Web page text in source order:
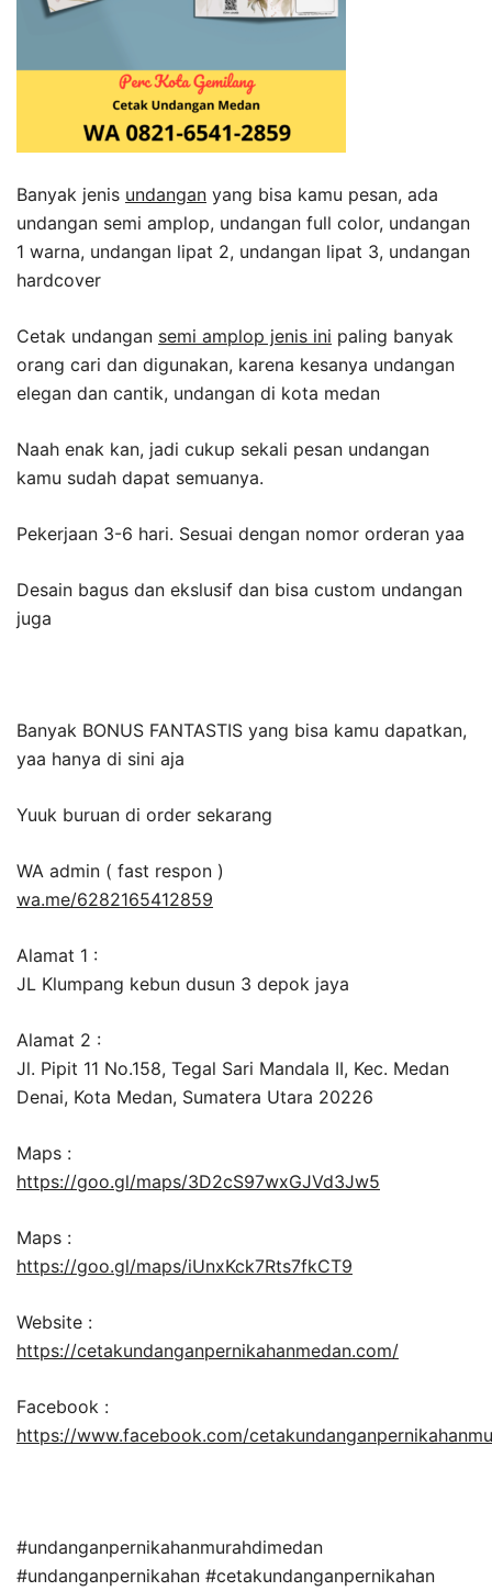
Banyak jenis undangan yang bisa kamu pesan, ada
undangan semi amplop, undangan full color, undangan
1 warna, undangan lipat 2, undangan lipat 3, undangan
hardcover
Cetak undangan semi amplop jenis ini paling banyak
orang cari dan digunakan, karena kesanya undangan
elegan dan cantik, undangan di kota medan
Naah enak kan, jadi cukup sekali pesan undangan
kamu sudah dapat semuanya.
Pekerjaan 3-6 hari. Sesuai dengan nomor orderan yaa
Desain bagus dan ekslusif dan bisa custom undangan
juga
Banyak BONUS FANTASTIS yang bisa kamu dapatkan,
yaa hanya di sini aja
Yuuk buruan di order sekarang
WA admin ( fast respon )
wa.me/6282165412859
Alamat 1 :
JL Klumpang kebun dusun 3 depok jaya
Alamat 2 :
Jl. Pipit 11 No.158, Tegal Sari Mandala II, Kec. Medan
Denai, Kota Medan, Sumatera Utara 20226
Maps :
https://goo.gl/maps/3D2cS97wxGJVd3Jw5
Maps :
https://goo.gl/maps/iUnxKck7Rts7fkCT9
Website :
https://cetakundanganpernikahanmedan.com/
Facebook :
https://www.facebook.com/
#undanganpernikahanmurahdimedan
#undanganpernikahan #cetakundanganpernikahan